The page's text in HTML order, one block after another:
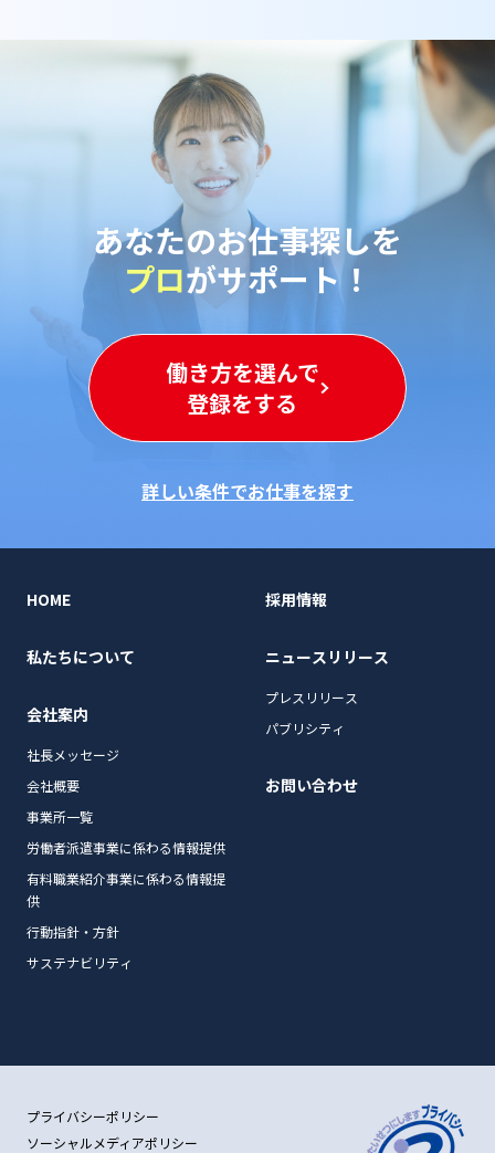
あなたのお仕事探しを
プロがサポート！
働き方を選んで
登録をする
詳しい条件でお仕事を探す
HOME
私たちについて
会社案内
社長メッセージ
会社概要
事業所一覧
労働者派遣事業に係わる情報提供
有料職業紹介事業に係わる情報提
供
行動指針・方針
サステナビリティ
採用情報
ニュースリリース
プレスリリース
パブリシティ
お問い合わせ
プライバシーポリシー
ソーシャルメディアポリシー